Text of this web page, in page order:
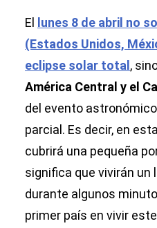
El lunes 8 de abril no
(Estados Unidos,
eclipse solar total,
América Central y el
del evento
parcial. Es decir, en
cubrirá una pequeña
significa que vivirán
durante algunos
primer país en vivir